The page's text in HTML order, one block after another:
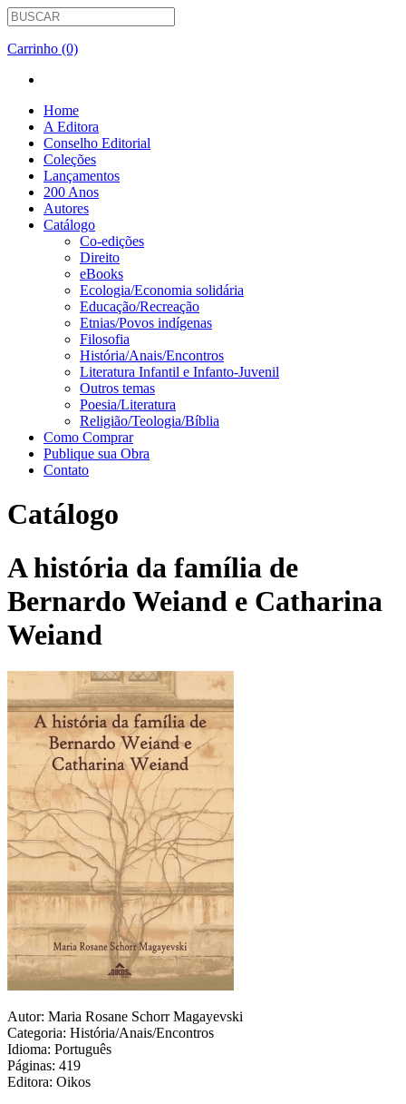
Carrinho (0)
Home
A Editora
Conselho Editorial
Coleções
Lançamentos
200 Anos
Autores
Catálogo
Co-edições
Direito
eBooks
Ecologia/Economia solidária
Educação/Recreação
Etnias/Povos indígenas
Filosofia
História/Anais/Encontros
Literatura Infantil e Infanto-Juvenil
Outros temas
Poesia/Literatura
Religião/Teologia/Bíblia
Como Comprar
Publique sua Obra
Contato
Catálogo
A história da família de
Bernardo Weiand e Catharina
Weiand
Autor: Maria Rosane Schorr Magayevski
Categoria: História/Anais/Encontros
Idioma: Português
Páginas: 419
Editora: Oikos